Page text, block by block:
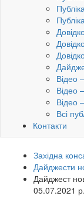
Відео
Відео
Відео
Всі
Контакти
Західна
Дайджести
Дайджест
05.07.2021 р.